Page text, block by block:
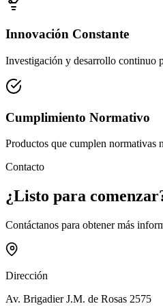
Innovación Constante
Investigación y desarrollo continuo
Cumplimiento Normativo
Productos que cumplen normativas
Contacto
¿Listo para comenzar
Contáctanos para obtener más
Dirección
Av. Brigadier J.M. de Rosas 2575